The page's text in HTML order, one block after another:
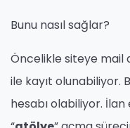
Bunu nasıl sağlar?
Öncelikle siteye mail
ile kayıt olunabiliyor.
hesabı olabiliyor.